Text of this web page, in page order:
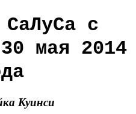
СаЛуСа с
мая 2014
Куинси